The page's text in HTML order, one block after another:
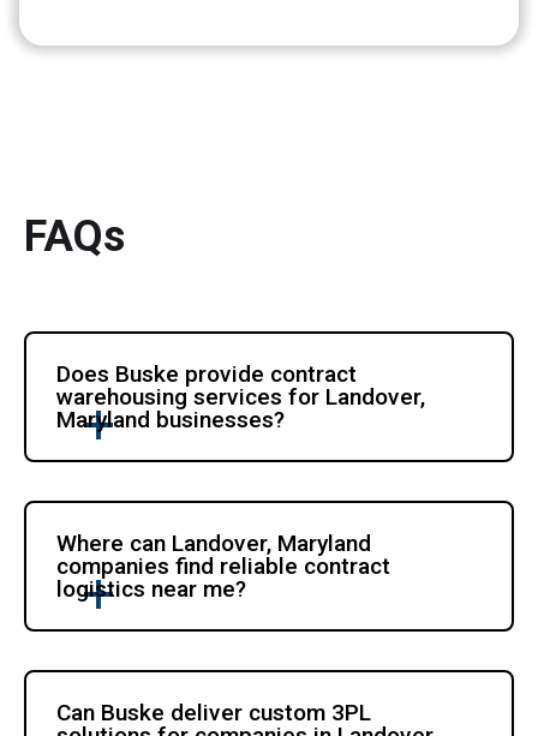
FAQs
Does Buske provide contract
warehousing services for Landover,
Maryland businesses?
Where can Landover, Maryland
companies find reliable contract
logistics near me?
Can Buske deliver custom 3PL